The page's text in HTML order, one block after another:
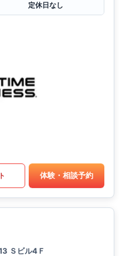
定休日なし
体験・相談予約
Ｓビル4Ｆ